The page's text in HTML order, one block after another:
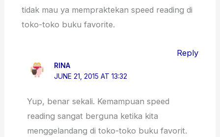
tidak mau ya mempraktekan speed reading di
toko-toko buku favorite.
Reply
RINA
JUNE 21, 2015 AT 13:32
Yup, benar sekali. Kemampuan speed
reading sangat berguna ketika kita
menggelandang di toko-toko buku favorit.